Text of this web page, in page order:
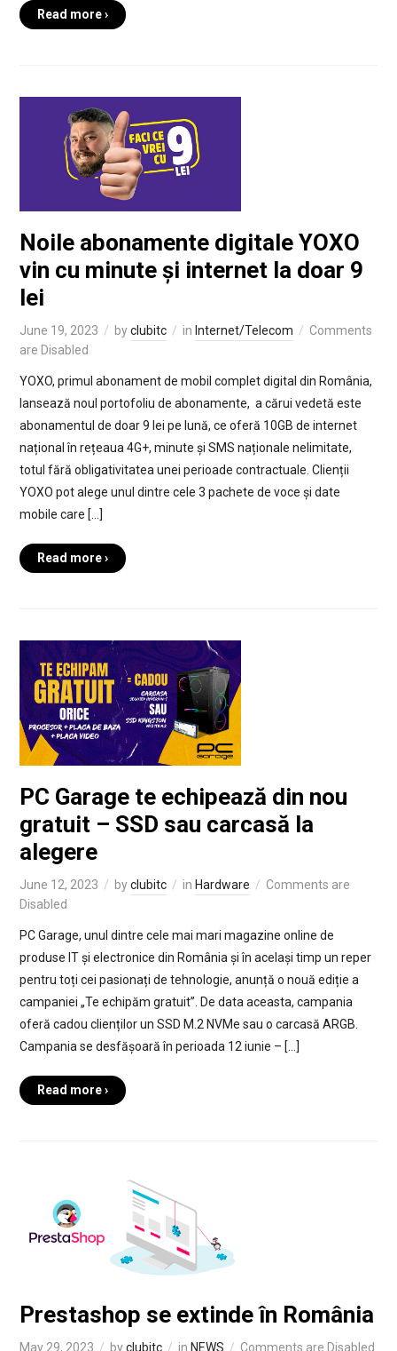
Read more ›
Noile abonamente digitale YOXO
vin cu minute și internet la doar 9
lei
June 19, 2023 byclubitc in Internet/Telecom
Comments
are Disabled
YOXO, primul abonament de mobil complet digital din România,
lansează noul portofoliu de abonamente, a cărui vedetă este
abonamentul de doar 9 lei pe lună, ce oferă 10GB de internet
național în rețeaua 4G+, minute și SMS naționale nelimitate,
totul fără obligativitatea unei perioade contractuale. Clienții
YOXO pot alege unul dintre cele 3 pachete de voce și date
mobile care […]
Read more ›
PC Garage te echipează din nou
gratuit – SSD sau carcasă la
alegere
June 12, 2023 byclubitc in Hardware
Comments are
Disabled
PC Garage, unul dintre cele mai mari magazine online de
produse IT și electronice din România și în același timp un reper
pentru toți cei pasionați de tehnologie, anunță o nouă ediție a
campaniei „Te echipăm gratuit”. De data aceasta, campania
oferă cadou clienților un SSD M.2 NVMe sau o carcasă ARGB.
Campania se desfășoară în perioada 12 iunie – […]
Read more ›
Prestashop se extinde în România
May 29, 2023 byclubitc in NEWS Comments are Disabled